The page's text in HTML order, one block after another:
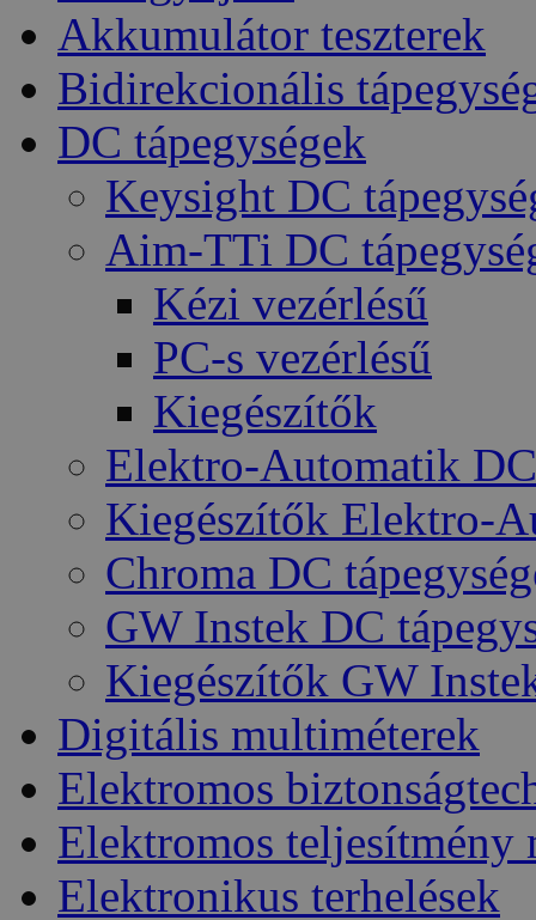
Akkumulátor teszterek
Bidirekcionális
DC tápegységek
Keysight DC
Aim-TTi DC
Kézi vezérlésű
PC-s vezérlésű
Kiegészítők
Elektro-Automatik
Kiegészítők Elektro-
Chroma DC
GW Instek DC
Kiegészítők GW
Digitális multiméterek
Elektromos
Elektromos teljesítmény
Elektronikus terhelések